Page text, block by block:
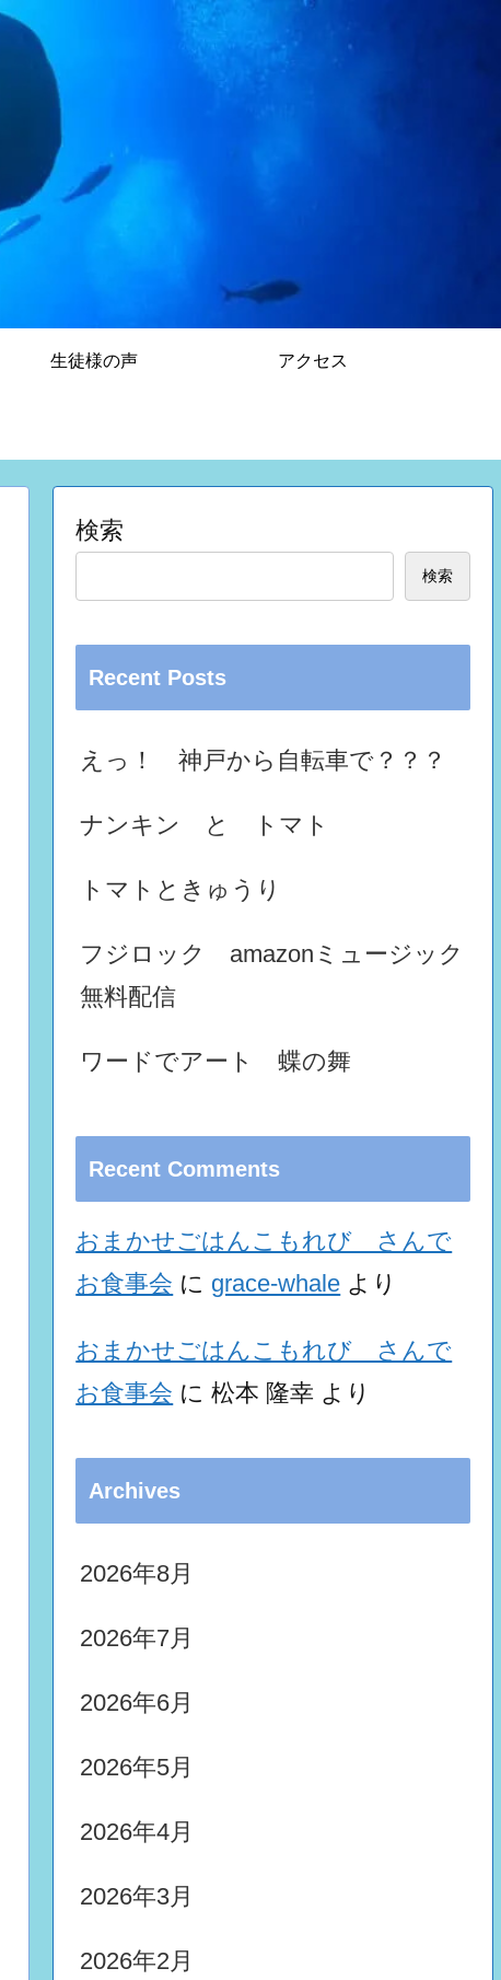
生徒様の声 アクセス
検索
検索
Recent Posts
えっ！ 神戸から自転車で？？？
ナンキン と トマト
トマトときゅうり
フジロック amazonミュージック
無料配信
ワードでアート 蝶の舞
Recent Comments
おまかせごはんこもれび さんで
お食事会 に grace-whale より
おまかせごはんこもれび さんで
お食事会 に松本 隆幸 より
Archives
2026年8月
2026年7月
2026年6月
2026年5月
2026年4月
2026年3月
2026年2月